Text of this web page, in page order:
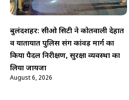
बुलंदशहर: सीओ सिटी ने कोतवाली देहात
व यातायात पुलिस संग कांवड़ मार्ग का
किया पैदल निरीक्षण, सुरक्षा व्यवस्था का
लिया जायजा
August 6, 2026